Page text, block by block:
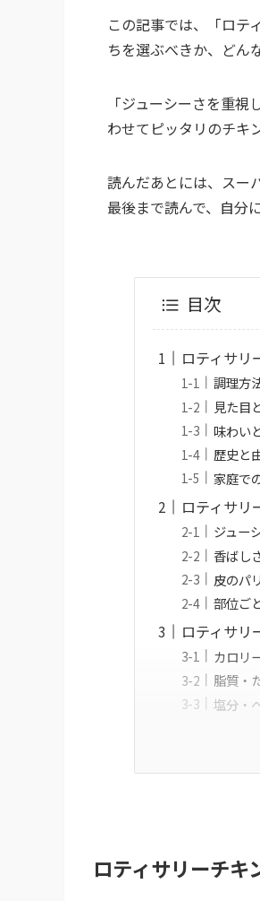
この記事では、「ロテ
ちを選ぶべきか、どん
「ジューシーさを重
わせてピッタリのチキ
読んだあとには、スー
最後まで読んで、自分
目次
ロティサリ
調理方
見た目
味わい
歴史と
家庭で
ロティサリ
ジュー
香ばし
皮のパ
部位ご
ロティサリ
カロリ
脂質・
塩分・
ロティサリーチキ